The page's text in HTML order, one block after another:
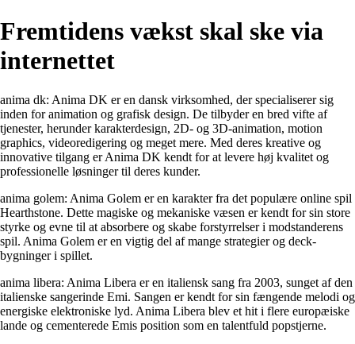
Fremtidens vækst skal ske via
internettet
anima dk: Anima DK er en dansk virksomhed, der specialiserer sig
inden for animation og grafisk design. De tilbyder en bred vifte af
tjenester, herunder karakterdesign, 2D- og 3D-animation, motion
graphics, videoredigering og meget mere. Med deres kreative og
innovative tilgang er Anima DK kendt for at levere høj kvalitet og
professionelle løsninger til deres kunder.
anima golem: Anima Golem er en karakter fra det populære online spil
Hearthstone. Dette magiske og mekaniske væsen er kendt for sin store
styrke og evne til at absorbere og skabe forstyrrelser i modstanderens
spil. Anima Golem er en vigtig del af mange strategier og deck-
bygninger i spillet.
anima libera: Anima Libera er en italiensk sang fra 2003, sunget af den
italienske sangerinde Emi. Sangen er kendt for sin fængende melodi og
energiske elektroniske lyd. Anima Libera blev et hit i flere europæiske
lande og cementerede Emis position som en talentfuld popstjerne.